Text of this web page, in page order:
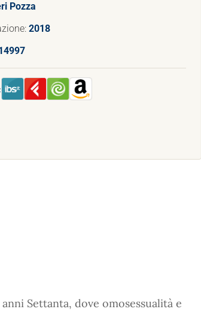
Pozza
2018
Settanta, dove omosessualità e